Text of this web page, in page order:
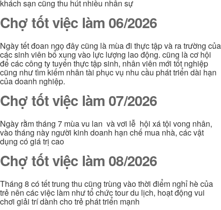
khách sạn cũng thu hút nhiều nhân sự
Chợ tốt việc làm 06/2026
Ngày tết đoan ngọ đây cũng là mùa đi thực tập và ra trường của
các sinh viên bổ xung vào lực lượng lao động. cũng là cơ hội
để các công ty tuyển thực tập sinh, nhân viên mới tốt nghiệp
cũng như tìm kiếm nhân tài phục vụ nhu cầu phát triển dài hạn
của doanh nghiệp.
Chợ tốt việc làm 07/2026
Ngày rằm tháng 7 mùa vu lan và vơi lễ hội xá tội vong nhân,
vào tháng này người kinh doanh hạn chế mua nhà, các vật
dụng có giá trị cao
Chợ tốt việc làm 08/2026
Tháng 8 có tết trung thu cũng trùng vào thời điểm nghỉ hè của
trẻ nên các việc làm như tổ chức tour du lịch, hoạt động vui
chơi giải trí dành cho trẻ phát triển mạnh